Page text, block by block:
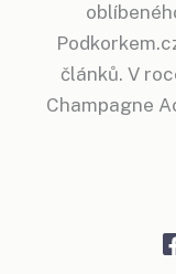
článků. V
Champagne